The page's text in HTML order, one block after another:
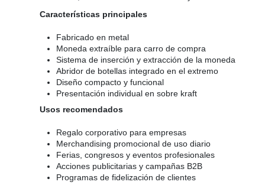
Características principales
Fabricado en metal
Moneda extraíble para carro de compra
Sistema de inserción y extracción de la moneda
Abridor de botellas integrado en el extremo
Diseño compacto y funcional
Presentación individual en sobre kraft
Usos recomendados
Regalo corporativo para empresas
Merchandising promocional de uso diario
Ferias, congresos y eventos profesionales
Acciones publicitarias y campañas B2B
Programas de fidelización de clientes